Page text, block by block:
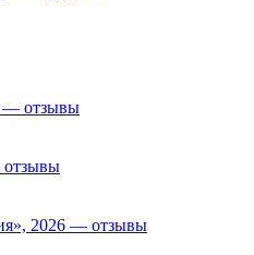
— отзывы
отзывы
2026 — отзывы